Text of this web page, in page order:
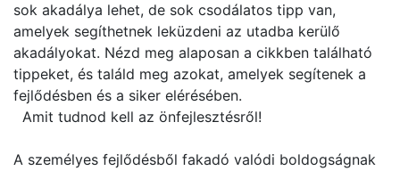
sok akadálya lehet, de sok csodálatos tipp van,
amelyek segíthetnek leküzdeni az utadba kerülő
akadályokat. Nézd meg alaposan a cikkben található
tippeket, és találd meg azokat, amelyek segítenek a
fejlődésben és a siker elérésében.
Amit tudnod kell az önfejlesztésről!
A személyes fejlődésből fakadó valódi boldogságnak